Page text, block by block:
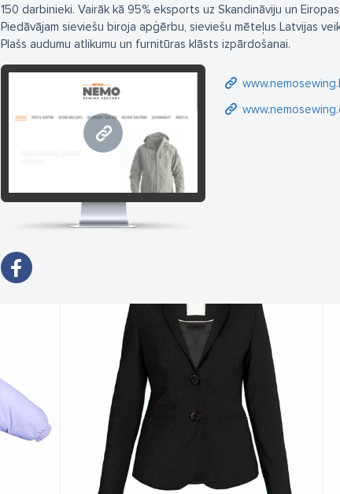
150 darbinieki. Vairāk kā 95% eksports uz Skandināviju un
Piedāvājam sieviešu biroja apģērbu, sieviešu mēteļus Latvijas
Plašs audumu atlikumu un furnitūras klāsts izpārdošanai.
www.nemosewing.lv